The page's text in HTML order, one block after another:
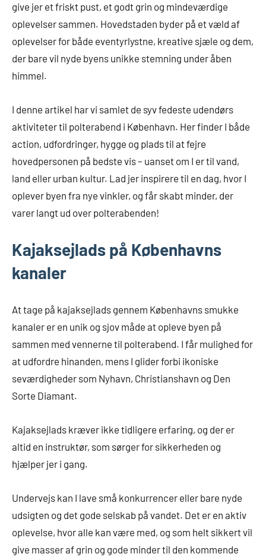
give jer et friskt pust, et godt grin og mindeværdige
oplevelser sammen. Hovedstaden byder på et væld af
oplevelser for både eventyrlystne, kreative sjæle og dem,
der bare vil nyde byens unikke stemning under åben
himmel.
I denne artikel har vi samlet de syv fedeste udendørs
aktiviteter til polterabend i København. Her finder I både
action, udfordringer, hygge og plads til at fejre
hovedpersonen på bedste vis – uanset om I er til vand,
land eller urban kultur. Lad jer inspirere til en dag, hvor I
oplever byen fra nye vinkler, og får skabt minder, der
varer langt ud over polterabenden!
Kajaksejlads på Københavns
kanaler
At tage på kajaksejlads gennem Københavns smukke
kanaler er en unik og sjov måde at opleve byen på
sammen med vennerne til polterabend. I får mulighed for
at udfordre hinanden, mens I glider forbi ikoniske
seværdigheder som Nyhavn, Christianshavn og Den
Sorte Diamant.
Kajaksejlads kræver ikke tidligere erfaring, og der er
altid en instruktør, som sørger for sikkerheden og
hjælper jer i gang.
Undervejs kan I lave små konkurrencer eller bare nyde
udsigten og det gode selskab på vandet. Det er en aktiv
oplevelse, hvor alle kan være med, og som helt sikkert vil
give masser af grin og gode minder til den kommende